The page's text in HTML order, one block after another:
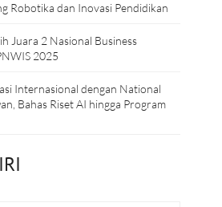
Robotika dan Inovasi Pendidikan
Juara 2 Nasional Business
2025
Internasional dengan National
Bahas Riset AI hingga Program